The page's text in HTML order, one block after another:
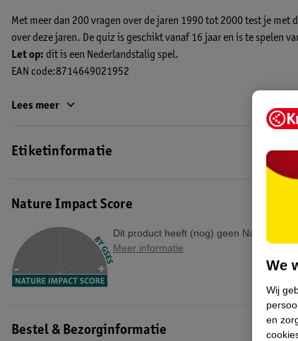
Met meer dan 200 vragen over de jaren 1990 tot 2000 test je met
over deze jaren. De quiz is geschikt vanaf 16 jaar en is te spelen
Let op: dit is een Nederlandstalig spel.
EAN code:8714649021952
Lees meer
Etiketinformatie
Nature Impact Score
Dit product heeft (nog) geen Nature
Meer informatie
Bestel & Bezorginformatie
We
Wij
en